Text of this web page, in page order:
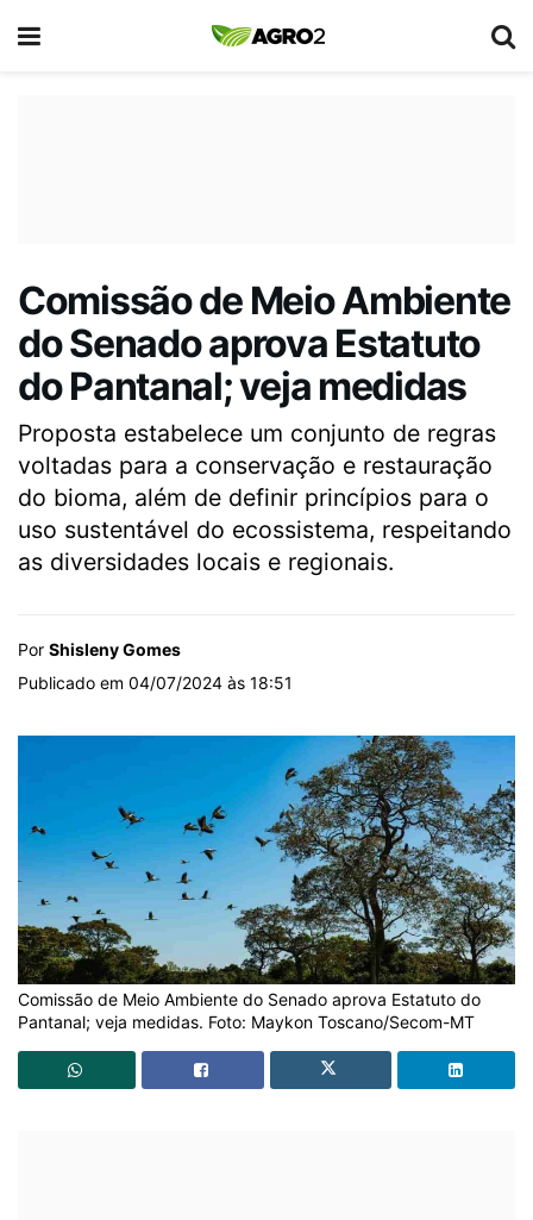
Comissão de Meio Ambiente
do Senado aprova Estatuto
do Pantanal; veja medidas
Proposta estabelece um conjunto de regras
voltadas para a conservação e restauração
do bioma, além de definir princípios para o
uso sustentável do ecossistema, respeitando
as diversidades locais e regionais.
Por Shisleny Gomes
Publicado em 04/07/2024 às 18:51
Comissão de Meio Ambiente do Senado aprova Estatuto do
Pantanal; veja medidas. Foto: Maykon Toscano/Secom-MT